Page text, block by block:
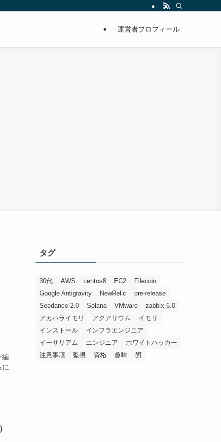
運営者プロフィール
編
に
タグ
30代 AWS centos8 EC2
Filecoin
Google Antigravity
NewRelic
pre-release
Seedance 2.0
Solana VMware
zabbix 6.0
アカハライモリ
アクアリウム
イモリ
インストール
インフラエンジニア
イーサリアム
エンジニア
ホワイトハッカー
注意事項
監視 資格 趣味 餌